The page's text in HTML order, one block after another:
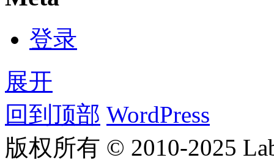
登录
展开
回到顶部 WordPress
版权所有 © 2010-2025